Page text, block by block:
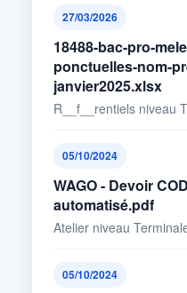
27/03/2026
18488-bac-pro-
ponctuelles-nom-
janvier2025.xlsx
R__f__rentiels niveau
05/10/2024
WAGO - Devoir
automatisé.pdf
Atelier niveau
05/10/2024